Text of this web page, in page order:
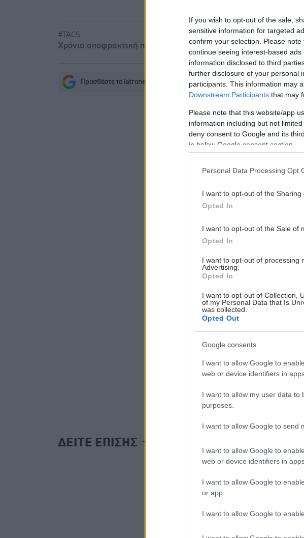
If you wish to opt-out of the sale,
sensitive information for targeted
confirm your selection. Please
continue seeing interest-based
information disclosed to third
further disclosure of your personal
participants. This information may
Downstream Participants that may
Please note that this website/app
information including but not
deny consent to Google and its
in below Google consent section.
Personal Data Processing Opt
I want to opt-out of the Sharing
Opted In
I want to opt-out of the Sale of
Opted In
I want to opt-out of processing
Advertising.
Opted In
I want to opt-out of Collection,
of my Personal Data that Is
was collected.
Opted Out
Google consents
I want to allow Google to
web or device identifiers in
I want to allow my user data to
purposes.
I want to allow Google to send
I want to allow Google to
web or device identifiers in
I want to allow Google to
or app.
I want to allow Google to
#TAGS
Χρόνια αποφρακτική πνευμονοπάθεια ΧΑΠ
Προσθέστε το iatronet.gr στο Discover
shares
ΔΕΙΤΕ ΕΠΙΣΗΣ